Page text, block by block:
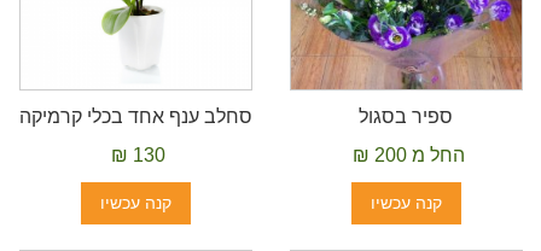
ספיר בסגול
החל מ 200 ₪
קנה עכשיו
סחלב ענף אחד בכלי קרמיקה
130 ₪
קנה עכשיו